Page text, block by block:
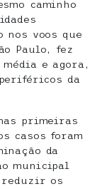
caminho
nos voos que
Paulo, fez
e agora,
da
primeiras
casos foram
da
municipal
reduzir os